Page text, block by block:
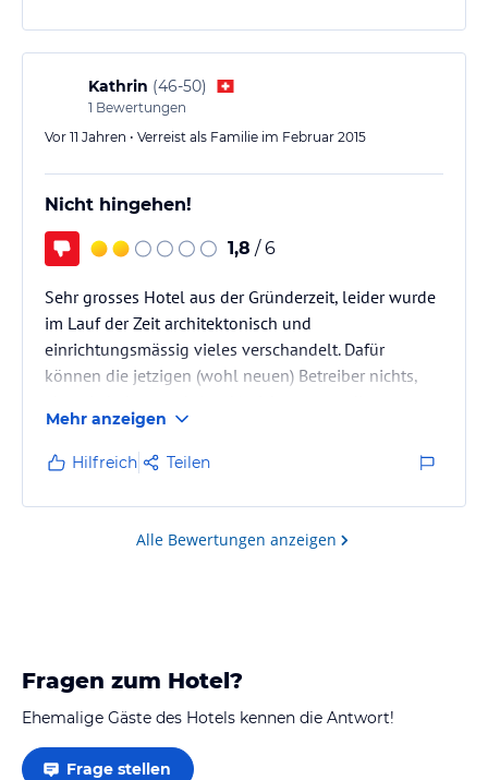
Kathrin (46-50)
1 Bewertungen
Vor 11 Jahren • Verreist als Familie im Februar 2015
Nicht hingehen!
1,8 / 6
Sehr grosses Hotel aus der Gründerzeit, leider wurde
im Lauf der Zeit architektonisch und
einrichtungsmässig vieles verschandelt. Dafür
können die jetzigen (wohl neuen) Betreiber nichts,
geschmack- und lieblose Inneneinrichtung getan. Es
müsste sehr viel Geld investiert werden, um den
ursprünglichen Charme des Gebäudes wieder
herzustellen. Allerdings könnten mit wenigen
Massnahmen die schlimmsten Einrichtungssünden
Mehr anzeigen
Hilfreich Teilen
Alle Bewertungen anzeigen
Fragen zum Hotel?
Ehemalige Gäste des Hotels kennen die Antwort!
Frage stellen